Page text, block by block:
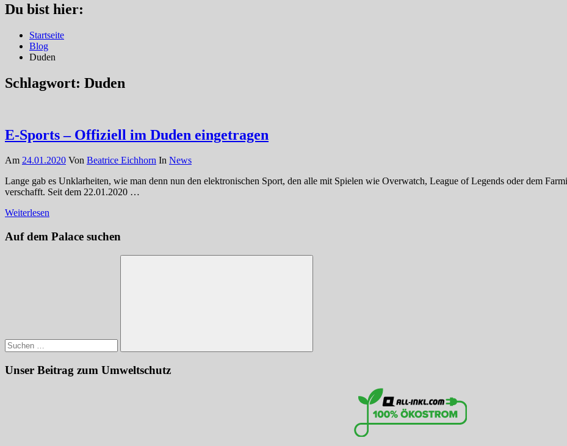
Du bist hier:
Startseite
Blog
Duden
Schlagwort: Duden
E-Sports – Offiziell im Duden eingetragen
Am 24.01.2020 Von Beatrice Eichhorn In News
Lange gab es Unklarheiten, wie man denn nun den elektronischen Sport, den alle mit Spielen wie Overwatch, League of Legends oder dem
verschafft. Seit dem 22.01.2020 …
Weiterlesen
Auf dem Palace suchen
Suchen
Unser Beitrag zum Umweltschutz